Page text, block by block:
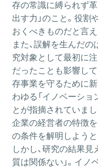
存の常識に縛られず
出す力」のこと。役
おくべきものだと言え
また、誤解を生んだ
究対象として最初に
だったことも影響し
存事業を守るために
わゆる「イノベーショ
とが指摘されていま
企業の経営者の特徴
の条件を解明しようと
しかし、研究の結果見
質は関係ない」。イ